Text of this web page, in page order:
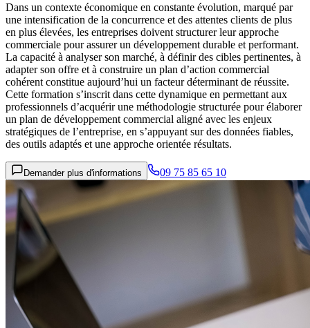
Dans un contexte économique en constante évolution, marqué par
une intensification de la concurrence et des attentes clients de plus
en plus élevées, les entreprises doivent structurer leur approche
commerciale pour assurer un développement durable et performant.
La capacité à analyser son marché, à définir des cibles pertinentes, à
adapter son offre et à construire un plan d’action commercial
cohérent constitue aujourd’hui un facteur déterminant de réussite.
Cette formation s’inscrit dans cette dynamique en permettant aux
professionnels d’acquérir une méthodologie structurée pour élaborer
un plan de développement commercial aligné avec les enjeux
stratégiques de l’entreprise, en s’appuyant sur des données fiables,
des outils adaptés et une approche orientée résultats.
Demander plus d'informations 09 75 85 65 10